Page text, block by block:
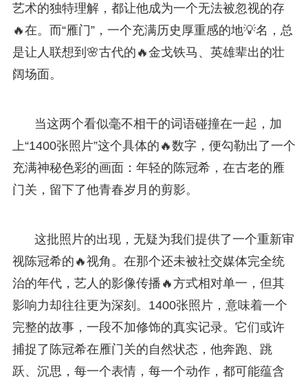
艺术的独特理解，都让他成为一个无法被忽视的存
🔥在。而“雁门”，一个充满历史厚重感的地💡名，总
是让人联想到🌸古代的🔥金戈铁马、英雄辈出的壮
阔场面。
当这两个看似毫不相干的词语碰撞在一起，加
上“1400张照片”这个具体的🔥数字，便勾勒出了一个
充满神秘色彩的画面：年轻的陈冠希，在古老的雁
门关，留下了他青春岁月的剪影。
这批照片的出现，无疑为我们提供了一个重新审
视陈冠希的🔥视角。在那个还未被社交媒体完全统
治的年代，艺人的影像传播🔥方式相对单一，但其
影响力却往往更为深刻。1400张照片，意味着一个
完整的故事，一段不加修饰的真实记录。它们或许
捕捉了陈冠希在雁门关的自然状态，他奔跑、跳
跃、沉思，每一个表情，每一个动作，都可能蕴含